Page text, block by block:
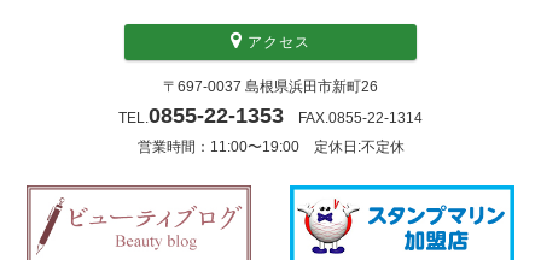
アクセス
〒697-0037 島根県浜田市新町26
TEL. 0855-22-1353 FAX.0855-22-1314
営業時間：11:00〜19:00 定休日:不定休